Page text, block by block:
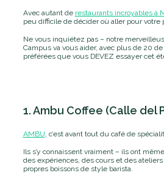
Avec autant de restaurants incroyables à
peu difficile de décider où aller pour votre
Ne vous inquiétez pas – notre
Campus va vous aider, avec plus de 20
préférées que vous DEVEZ essayer cet
1. Ambu Coffee (Calle del
AMBU , c’est avant tout du café de
Ils s’y connaissent vraiment – ils ont
des expériences, des cours et des
propres boissons de style barista.